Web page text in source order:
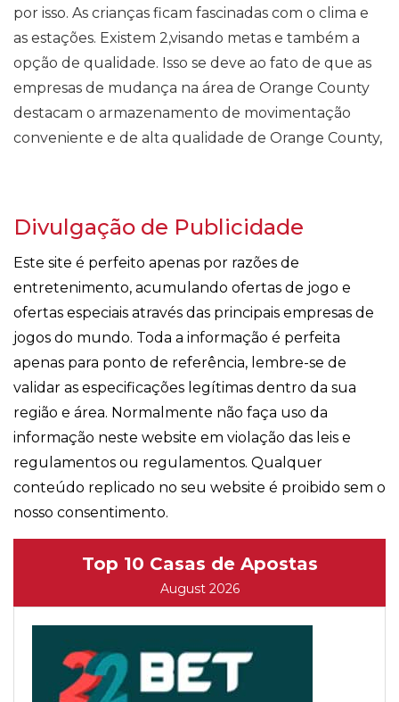
por isso. As crianças ficam fascinadas com o clima e
as estações. Existem 2,visando metas e também a
opção de qualidade. Isso se deve ao fato de que as
empresas de mudança na área de Orange County
destacam o armazenamento de movimentação
conveniente e de alta qualidade de Orange County,
Divulgação de Publicidade
Este site é perfeito apenas por razões de
entretenimento, acumulando ofertas de jogo e
ofertas especiais através das principais empresas de
jogos do mundo. Toda a informação é perfeita
apenas para ponto de referência, lembre-se de
validar as especificações legítimas dentro da sua
região e área. Normalmente não faça uso da
informação neste website em violação das leis e
regulamentos ou regulamentos. Qualquer
conteúdo replicado no seu website é proibido sem o
nosso consentimento.
Top 10 Casas de Apostas
August 2026